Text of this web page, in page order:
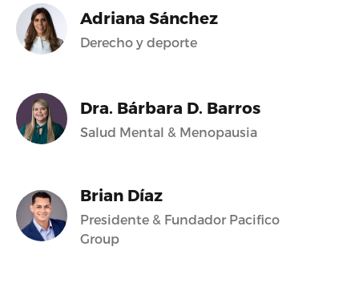
Adriana Sánchez
Derecho y deporte
Dra. Bárbara D. Barros
Salud Mental & Menopausia
Brian Díaz
Presidente & Fundador Pacifico
Group